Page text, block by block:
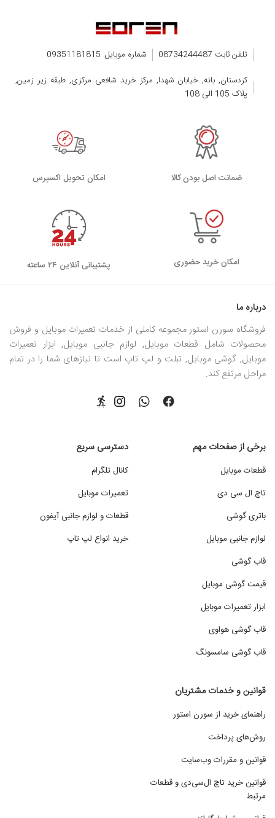
مدل‌ها:
SM-N960F
SM-N960F
SM-N960U
SM-N960N
SM-N960X
تلفن ثابت 08734244487
شماره موبایل: 09351181815
کردستان, بانه, خیابان شهدا, مرکز خرید شافعی مرکزی, طبقه زیر زمین,
پلاک 105 الی 108
ضمانت اصل بودن کالا اﻣﮑﺎن ﺗﺤﻮﯾﻞ اﮐﺴﭙﺮس
امکان خرید حضوری پشتیبانی آنلاین ۲۴ ساعته
درباره ما
فروشگاه سورن استور مجموعه کاملی از خدمات تعمیرات موبایل و فروش
محصولات شامل قطعات موبایل, لوازم جانبی موبایل, ابزار تعمیرات
موبایل, گوشی موبایل, تبلت و لپ تاپ است تا نیازهای شما را در تمام
مراحل مرتفع کند.
برخی از صفحات مهم
قطعات موبایل
تاچ ال سی دی
باتری گوشی
لوازم جانبی موبایل
قاب گوشی
قیمت گوشی موبایل
ابزار تعمیرات موبایل
قاب گوشی هواوی
قاب گوشی سامسونگ
دسترسی سریع
کانال تلگرام
تعمیرات موبایل
قطعات و لوازم جانبی آیفون
خرید انواع لپ تاپ
قوانین و خدمات مشتریان
راهنمای خرید از سورن استور
روش‌های پرداخت
قوانین و مقررات وب‌سایت
قوانین خرید تاچ ال‌سی‌دی و قطعات
مرتبط